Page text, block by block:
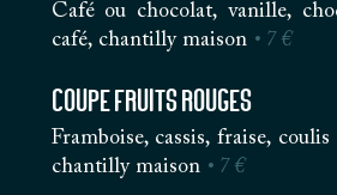
Café ou chocolat, vanille,
café, chantilly maison • 7 €
Coupe Fruits Rouges
Framboise, cassis, fraise,
chantilly maison • 7 €